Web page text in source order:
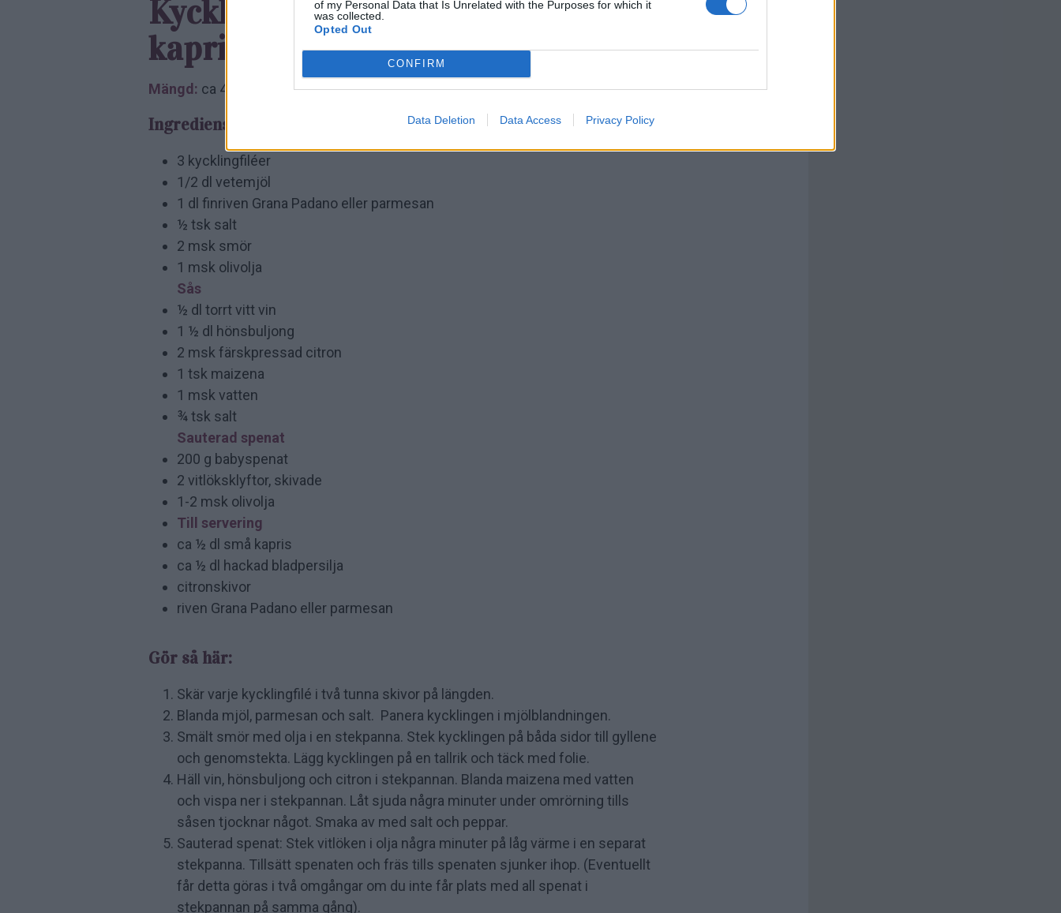
of my Personal Data that Is Unrelated with the Purposes for which it
was collected.
Opted Out
CONFIRM
Data Deletion Data Access Privacy Policy
Kyckling piccata med citron och
kapris samt sauterad spenat
Mängd: ca 4 personer
Ingredienser:
3 kycklingfiléer
1/2 dl vetemjöl
1 dl finriven Grana Padano eller parmesan
½ tsk salt
2 msk smör
1 msk olivolja
Sås
½ dl torrt vitt vin
1 ½ dl hönsbuljong
2 msk färskpressad citron
1 tsk maizena
1 msk vatten
¾ tsk salt
Sauterad spenat
200 g babyspenat
2 vitlöksklyftor, skivade
1-2 msk olivolja
Till servering
ca ½ dl små kapris
ca ½ dl hackad bladpersilja
citronskivor
riven Grana Padano eller parmesan
Gör så här:
Skär varje kycklingfilé i två tunna skivor på längden.
Blanda mjöl, parmesan och salt. Panera kycklingen i mjölblandningen.
Smält smör med olja i en stekpanna. Stek kycklingen på båda sidor till gyllene
och genomstekta. Lägg kycklingen på en tallrik och täck med folie.
Häll vin, hönsbuljong och citron i stekpannan. Blanda maizena med vatten
och vispa ner i stekpannan. Låt sjuda några minuter under omrörning tills
såsen tjocknar något. Smaka av med salt och peppar.
Sauterad spenat: Stek vitlöken i olja några minuter på låg värme i en separat
stekpanna. Tillsätt spenaten och fräs tills spenaten sjunker ihop. (Eventuellt
får detta göras i två omgångar om du inte får plats med all spenat i
stekpannan på samma gång).